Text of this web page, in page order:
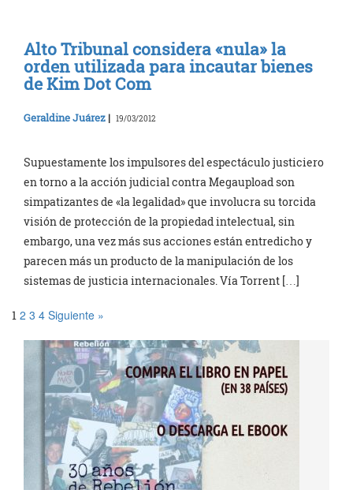
Alto Tribunal considera «nula» la
orden utilizada para incautar bienes
de Kim Dot Com
Geraldine Juárez | 19/03/2012
Supuestamente los impulsores del espectáculo justiciero
en torno a la acción judicial contra Megaupload son
simpatizantes de «la legalidad» que involucra su torcida
visión de protección de la propiedad intelectual, sin
embargo, una vez más sus acciones están entredicho y
parecen más un producto de la manipulación de los
sistemas de justicia internacionales. Vía Torrent […]
1 2 3 4 Siguiente »